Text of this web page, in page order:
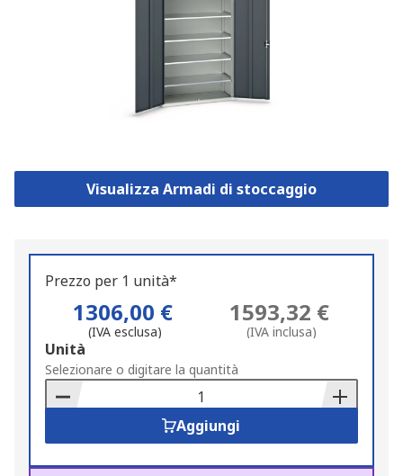
Visualizza Armadi di stoccaggio
Prezzo per 1 unità*
1306,00 €
(IVA esclusa)
1593,32 €
(IVA inclusa)
Add
to
Basket
Unità
Selezionare o digitare la quantità
Aggiungi